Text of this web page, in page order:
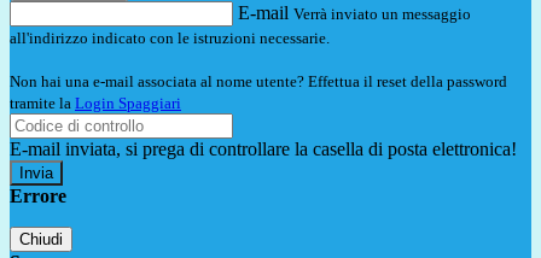
E-mail Verrà inviato un messaggio
all'indirizzo indicato con le istruzioni necessarie.
Non hai una e-mail associata al nome utente? Effettua il reset della password
tramite la Login Spaggiari
E-mail inviata, si prega di controllare la casella di posta elettronica!
Errore
Chiudi